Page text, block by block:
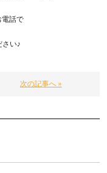
話で
さい♪
次の記事へ »